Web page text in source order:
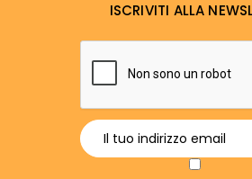
ISCRIVITI ALLA